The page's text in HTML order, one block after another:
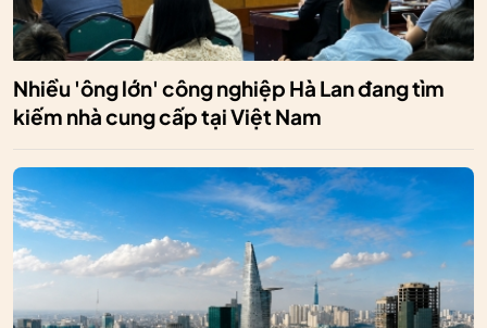
Nhiều 'ông lớn' công nghiệp Hà Lan đang tìm
kiếm nhà cung cấp tại Việt Nam